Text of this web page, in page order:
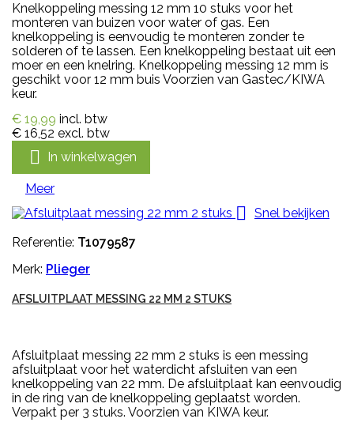
Knelkoppeling messing 12 mm 10 stuks voor het
monteren van buizen voor water of gas. Een
knelkoppeling is eenvoudig te monteren zonder te
solderen of te lassen. Een knelkoppeling bestaat uit een
moer en een knelring. Knelkoppeling messing 12 mm is
geschikt voor 12 mm buis Voorzien van Gastec/KIWA
keur.
€ 19,99 incl. btw
€ 16,52 excl. btw
 In winkelwagen
Meer

Snel bekijken
Referentie: T1079587
Merk: Plieger
AFSLUITPLAAT MESSING 22 MM 2 STUKS
Afsluitplaat messing 22 mm 2 stuks is een messing
afsluitplaat voor het waterdicht afsluiten van een
knelkoppeling van 22 mm. De afsluitplaat kan eenvoudig
in de ring van de knelkoppeling geplaatst worden.
Verpakt per 3 stuks. Voorzien van KIWA keur.